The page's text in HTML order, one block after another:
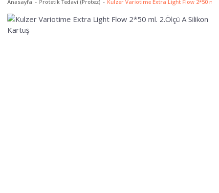
Anasayfa Protetik Tedavi (Protez) Kulzer Variotime Extra Light Flow 2*50 ml.